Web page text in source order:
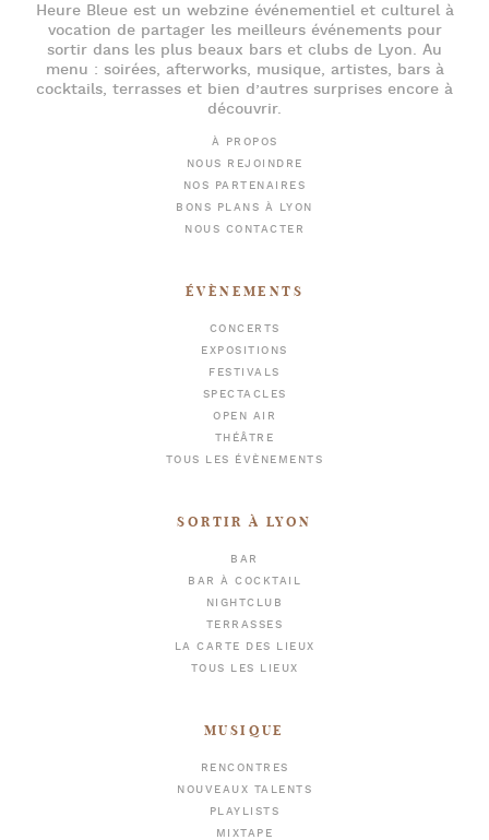
Heure Bleueest un webzine événementiel et culturel à
vocation de partager les meilleurs événements pour
sortir dans les plus beaux bars et clubs de Lyon. Au
menu : soirées, afterworks, musique, artistes, bars à
cocktails, terrasses et bien d’autres surprises encore à
découvrir.
À PROPOS
NOUS REJOINDRE
NOS PARTENAIRES
BONS PLANS À LYON
NOUS CONTACTER
ÉVÈNEMENTS
CONCERTS
EXPOSITIONS
FESTIVALS
SPECTACLES
OPEN AIR
THÉÂTRE
TOUS LES ÉVÈNEMENTS
SORTIR À LYON
BAR
BAR À COCKTAIL
NIGHTCLUB
TERRASSES
LA CARTE DES LIEUX
TOUS LES LIEUX
MUSIQUE
RENCONTRES
NOUVEAUX TALENTS
PLAYLISTS
MIXTAPE